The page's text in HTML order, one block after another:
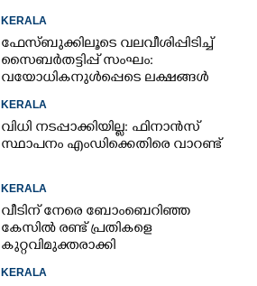
KERALA
ഫേസ്ബുക്കിലൂടെ വലവീശിപ്പിടിച്ച്
സൈബർതട്ടിപ്പ് സംഘം:
വയോധികനുൾപ്പെടെ ലക്ഷങ്ങൾ
KERALA
വിധി നടപ്പാക്കിയില്ല: ഫിനാൻസ്
സ്ഥാപനം എംഡിക്കെതിരെ വാറണ്ട്
KERALA
വീടിന് നേരെ ബോംബെറിഞ്ഞ
കേസിൽ രണ്ട് പ്രതികളെ
കുറ്റവിമുക്തരാക്കി
KERALA